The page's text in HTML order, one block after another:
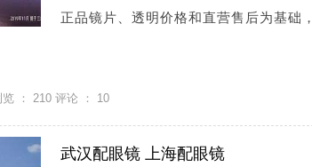
正品镜片、透明价格和直营售后为基础
： 210 评论 ： 10
武汉配眼镜 上海配眼镜